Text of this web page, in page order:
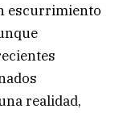
escurrimiento
realidad,